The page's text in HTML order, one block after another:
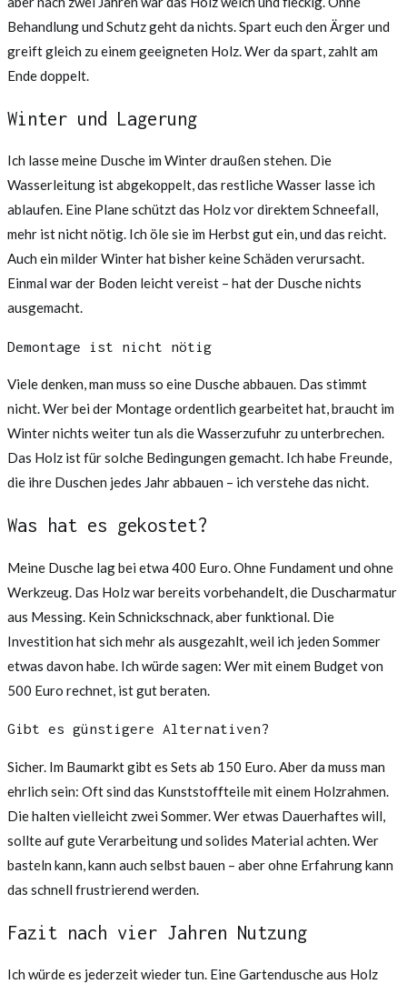
Behandlung und Schutz geht da nichts. Spart euch den Ärger und
greift gleich zu einem geeigneten Holz. Wer da spart, zahlt am
Ende doppelt.
Winter und Lagerung
Ich lasse meine Dusche im Winter draußen stehen. Die
Wasserleitung ist abgekoppelt, das restliche Wasser lasse ich
ablaufen. Eine Plane schützt das Holz vor direktem Schneefall,
mehr ist nicht nötig. Ich öle sie im Herbst gut ein, und das reicht.
Auch ein milder Winter hat bisher keine Schäden verursacht.
Einmal war der Boden leicht vereist – hat der Dusche nichts
ausgemacht.
Demontage ist nicht nötig
Viele denken, man muss so eine Dusche abbauen. Das stimmt
nicht. Wer bei der Montage ordentlich gearbeitet hat, braucht im
Winter nichts weiter tun als die Wasserzufuhr zu unterbrechen.
Das Holz ist für solche Bedingungen gemacht. Ich habe Freunde,
die ihre Duschen jedes Jahr abbauen – ich verstehe das nicht.
Was hat es gekostet?
Meine Dusche lag bei etwa 400 Euro. Ohne Fundament und ohne
Werkzeug. Das Holz war bereits vorbehandelt, die Duscharmatur
aus Messing. Kein Schnickschnack, aber funktional. Die
Investition hat sich mehr als ausgezahlt, weil ich jeden Sommer
etwas davon habe. Ich würde sagen: Wer mit einem Budget von
500 Euro rechnet, ist gut beraten.
Gibt es günstigere Alternativen?
Sicher. Im Baumarkt gibt es Sets ab 150 Euro. Aber da muss man
ehrlich sein: Oft sind das Kunststoffteile mit einem Holzrahmen.
Die halten vielleicht zwei Sommer. Wer etwas Dauerhaftes will,
sollte auf gute Verarbeitung und solides Material achten. Wer
basteln kann, kann auch selbst bauen – aber ohne Erfahrung kann
das schnell frustrierend werden.
Fazit nach vier Jahren Nutzung
Ich würde es jederzeit wieder tun. Eine Gartendusche aus Holz